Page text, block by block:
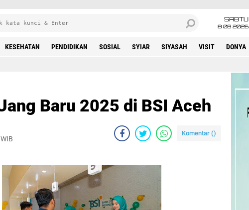
SABTU
8 08 2026
KESEHATAN PENDIDIKAN SOSIAL SYIAR SIYASAH VISIT DONYA
Baru 2025 di BSI Aceh
Komentar ()